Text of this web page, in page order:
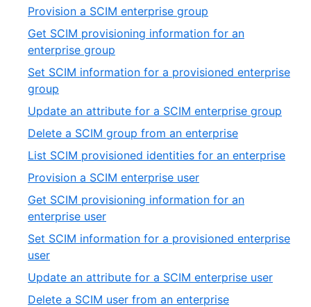
Provision a SCIM enterprise group
Get SCIM provisioning information for an
enterprise group
Set SCIM information for a provisioned enterprise
group
Update an attribute for a SCIM enterprise group
Delete a SCIM group from an enterprise
List SCIM provisioned identities for an enterprise
Provision a SCIM enterprise user
Get SCIM provisioning information for an
enterprise user
Set SCIM information for a provisioned enterprise
user
Update an attribute for a SCIM enterprise user
Delete a SCIM user from an enterprise